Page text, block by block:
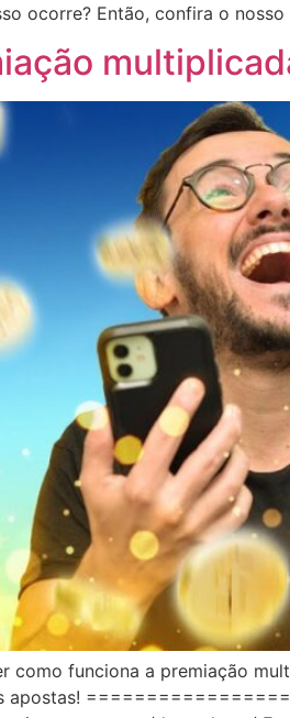
ocorre? Então, confira o
como funciona a premiação
apostas!